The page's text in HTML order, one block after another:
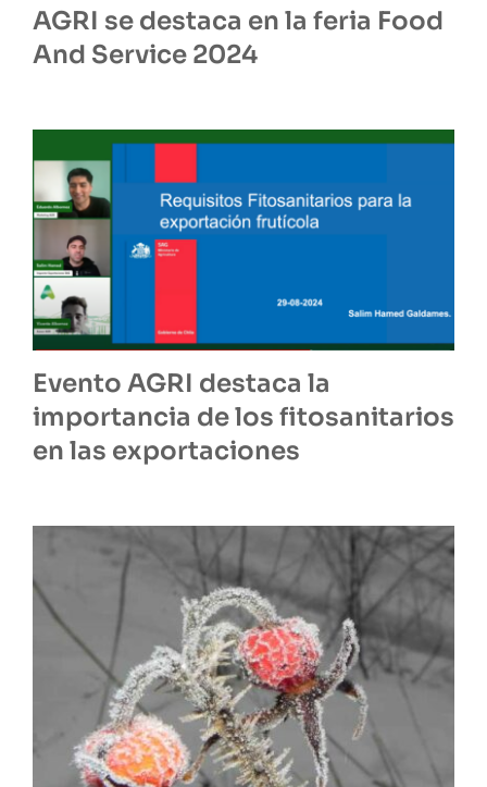
AGRI se destaca en la feria Food
And Service 2024
Evento AGRI destaca la
importancia de los fitosanitarios
en las exportaciones